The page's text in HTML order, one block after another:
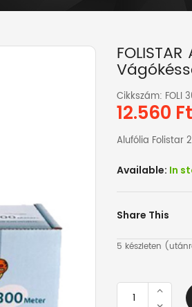
Cikkszám: FOLI
12.560 Ft
Alufólia Folistar
Available: In
Share This
5 készleten
FOLISTAR
Alufólia